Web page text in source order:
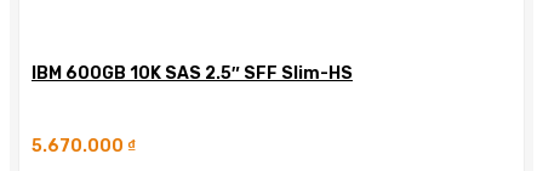
IBM 600GB 10K SAS 2.5″ SFF Slim-HS
5.670.000 ₫